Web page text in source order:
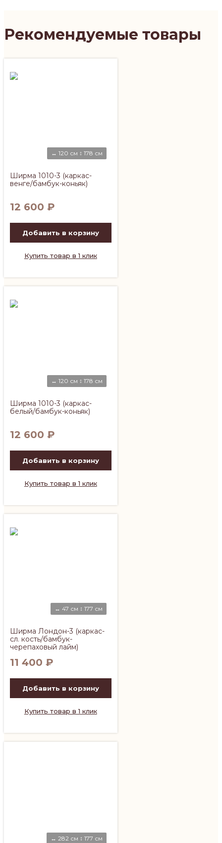
Рекомендуемые товары
↔ 120 см ↕ 178 см
Ширма 1010-3 (каркас-
венге/бамбук-коньяк)
12 600 ₽
Добавить в корзину
Купить товар в 1 клик
↔ 120 см ↕ 178 см
Ширма 1010-3 (каркас-
белый/бамбук-коньяк)
12 600 ₽
Добавить в корзину
Купить товар в 1 клик
↔ 47 см ↕ 177 см
Ширма Лондон-3 (каркас-
сл. кость/бамбук-
черепаховый лайм)
11 400 ₽
Добавить в корзину
Купить товар в 1 клик
↔ 282 см ↕ 177 см